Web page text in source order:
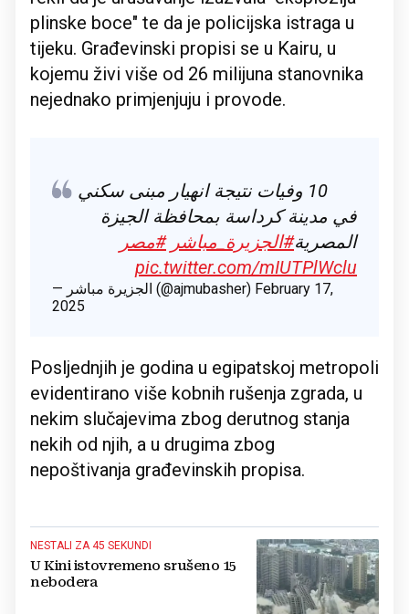
plinske boce" te da je policijska istraga u
tijeku. Građevinski propisi se u Kairu, u
kojemu živi više od 26 milijuna stanovnika
nejednako primjenjuju i provode.
10 وفيات نتيجة انهيار مبنى سكني
في مدينة كرداسة بمحافظة الجيزة
المصرية#الجزيرة_مباشر #مصر
pic.twitter.com/mIUTPlWclu
— الجزيرة مباشر (@ajmubasher) February 17,
2025
Posljednjih je godina u egipatskoj metropoli
evidentirano više kobnih rušenja zgrada, u
nekim slučajevima zbog derutnog stanja
nekih od njih, a u drugima zbog
nepoštivanja građevinskih propisa.
NESTALI ZA 45 SEKUNDI
U Kini istovremeno srušeno 15
nebodera